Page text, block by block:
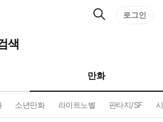
검
로그인
색
만화
소년만화 라이트노벨 판타지/SF